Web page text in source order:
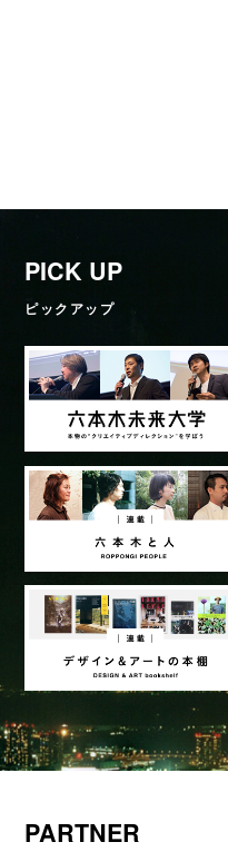
PICK UP
ピックアップ
PARTNER